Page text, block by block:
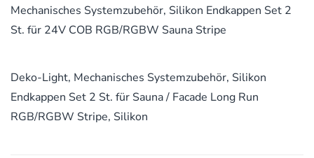
Mechanisches Systemzubehör, Silikon Endkappen Set 2
St. für 24V COB RGB/RGBW Sauna Stripe
Deko-Light, Mechanisches Systemzubehör, Silikon
Endkappen Set 2 St. für Sauna / Facade Long Run
RGB/RGBW Stripe, Silikon